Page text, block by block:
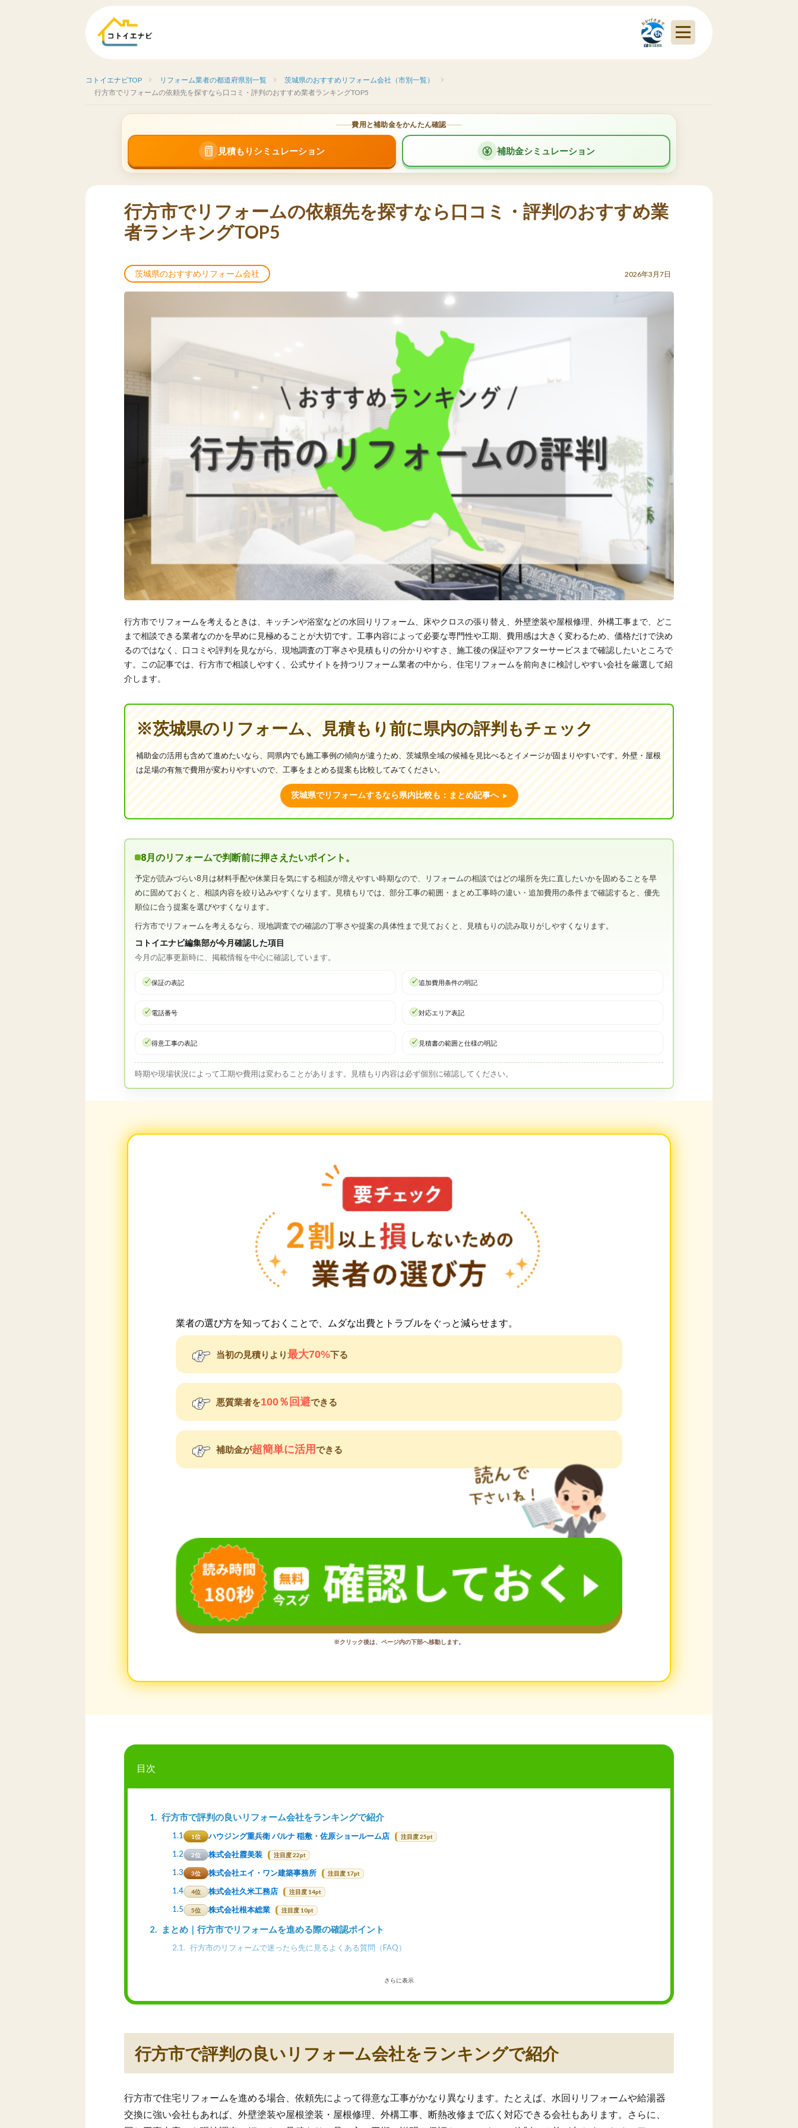
コトイエナビTOP リフォーム業者の都道府県別一覧
茨城県のおすすめリフォーム会社（市別一覧）
行方市でリフォームの依頼先を探すなら口コミ・評判のおすすめ業者ランキングTOP5
費用と補助金をかんたん確認
見積もりシミュレーション 補助金シミュレーション
行方市でリフォームの依頼先を探すなら口コミ・評判のおすすめ業
者ランキングTOP5
茨城県のおすすめリフォーム会社 2026年3月7日
行方市でリフォームを考えるときは、キッチンや浴室などの水回りリフォーム、床やクロスの張り替え、外壁塗装や屋根修理、外構工事まで、どこ
まで相談できる業者なのかを早めに見極めることが大切です。工事内容によって必要な専門性や工期、費用感は大きく変わるため、価格だけで決め
るのではなく、口コミや評判を見ながら、現地調査の丁寧さや見積もりの分かりやすさ、施工後の保証やアフターサービスまで確認したいところで
す。この記事では、行方市で相談しやすく、公式サイトを持つリフォーム業者の中から、住宅リフォームを前向きに検討しやすい会社を厳選して紹
介します。
※茨城県のリフォーム、見積もり前に県内の評判もチェック
補助金の活用も含めて進めたいなら、同県内でも施工事例の傾向が違うため、茨城県全域の候補を見比べるとイメージが固まりやすいです。外壁・屋根
は足場の有無で費用が変わりやすいので、工事をまとめる提案も比較してみてください。
茨城県でリフォームするなら県内比較も：まとめ記事へ
8月のリフォームで判断前に押さえたいポイント。
予定が読みづらい8月は材料手配や休業日を気にする相談が増えやすい時期なので、リフォームの相談ではどの場所を先に直したいかを固めることを早
めに固めておくと、相談内容を絞り込みやすくなります。見積もりでは、部分工事の範囲・まとめ工事時の違い・追加費用の条件まで確認すると、優先
順位に合う提案を選びやすくなります。
行方市でリフォームを考えるなら、現地調査での確認の丁寧さや提案の具体性まで見ておくと、見積もりの読み取りがしやすくなります。
コトイエナビ編集部が今月確認した項目
今月の記事更新時に、掲載情報を中心に確認しています。
保証の表記 追加費用条件の明記
電話番号 対応エリア表記
得意工事の表記 見積書の範囲と仕様の明記
時期や現場状況によって工期や費用は変わることがあります。見積もり内容は必ず個別に確認してください。
業者の選び方を知っておくことで、ムダな出費とトラブルをぐっと減らせます。
当初の見積りより最大70%下る
悪質業者を100％回避できる
補助金が超簡単に活用できる
※クリック後は、ページ内の下部へ移動します。
目次
1 行方市で評判の良いリフォーム会社をランキングで紹介
1.1 1位 ハウジング重兵衛 パルナ 稲敷・佐原ショールーム店 注目度 25pt
1.2 2位 株式会社霞美装 注目度 22pt
1.3 3位 株式会社エイ・ワン建築事務所 注目度 17pt
1.4 4位 株式会社久米工務店 注目度 14pt
1.5 5位 株式会社根本総業 注目度 10pt
2 まとめ｜行方市でリフォームを進める際の確認ポイント
2.1 行方市のリフォームで迷ったら先に見るよくある質問（FAQ）
さらに表示
行方市で評判の良いリフォーム会社をランキングで紹介
行方市で住宅リフォームを進める場合、依頼先によって得意な工事がかなり異なります。たとえば、水回りリフォームや給湯器
交換に強い会社もあれば、外壁塗装や屋根塗装・屋根修理、外構工事、断熱改修まで広く対応できる会社もあります。さらに、